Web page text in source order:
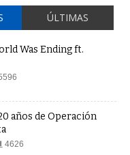
ÚLTIMAS
Was Ending ft.
años de Operación
4626